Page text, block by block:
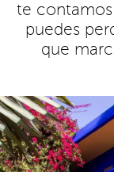
te
puedes
que